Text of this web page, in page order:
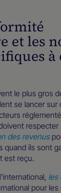
et les
à
le plus gros
se lancer sur
respecter
des revenus
quand ils sont
est reçu.
les
pour